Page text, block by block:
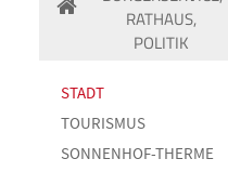
RATHAUS,
POLITIK
STADT
TOURISMUS
SONNENHOF-THERME